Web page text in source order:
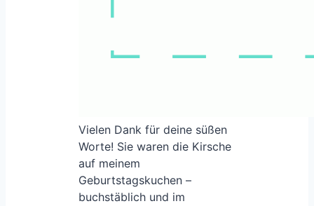
Vielen Dank für deine süßen
Worte! Sie waren die Kirsche
auf meinem
Geburtstagskuchen –
buchstäblich und im